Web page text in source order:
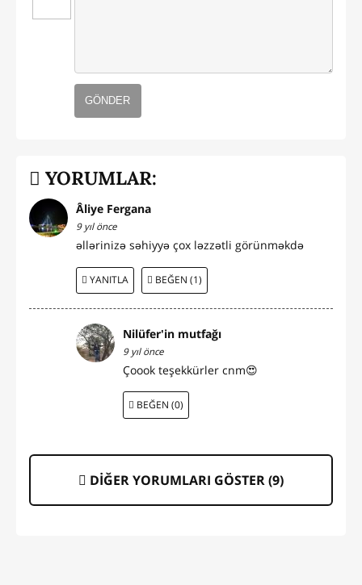
GÖNDER
YORUMLAR:
Âliye Fergana
9 yıl önce
əllərinizə səhiyyə çox ləzzətli görünməkdə
YANITLA BEĞEN (1)
Nilüfer'in mutfağı
9 yıl önce
Çoook teşekkürler cnm😍
BEĞEN (0)
DİĞER YORUMLARI GÖSTER (9)